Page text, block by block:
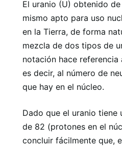
El uranio (U) obtenido
mismo apto para uso
en la Tierra, de forma
mezcla de dos tipos de
notación hace referencia
es decir, al número de
que hay en el núcleo.
Dado que el uranio tiene
de 82 (protones en el
concluir fácilmente que,